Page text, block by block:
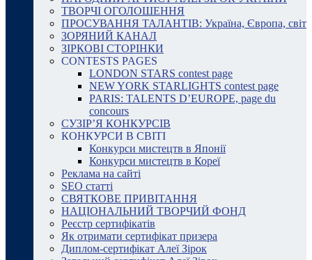
ТВОРЧІ ОГОЛОШЕННЯ
ПРОСУВАННЯ ТАЛАНТІВ: Україна, Європа, світ
ЗОРЯНИЙ КАНАЛ
ЗІРКОВІ СТОРІНКИ
CONTESTS PAGES
LONDON STARS contest page
NEW YORK STARLIGHTS contest page
PARIS: TALENTS D’EUROPE, page du
concours
СУЗІР’Я КОНКУРСІВ
КОНКУРСИ В СВІТІ
Конкурси мистецтв в Японії
Конкурси мистецтв в Кореї
Реклама на сайті
SEO статті
СВЯТКОВЕ ПРИВІТАННЯ
НАЦІОНАЛЬНИЙ ТВОРЧИЙ ФОНД
Реєстр сертифікатів
Як отримати сертифікат призера
Диплом-сертифікат Алеї Зірок